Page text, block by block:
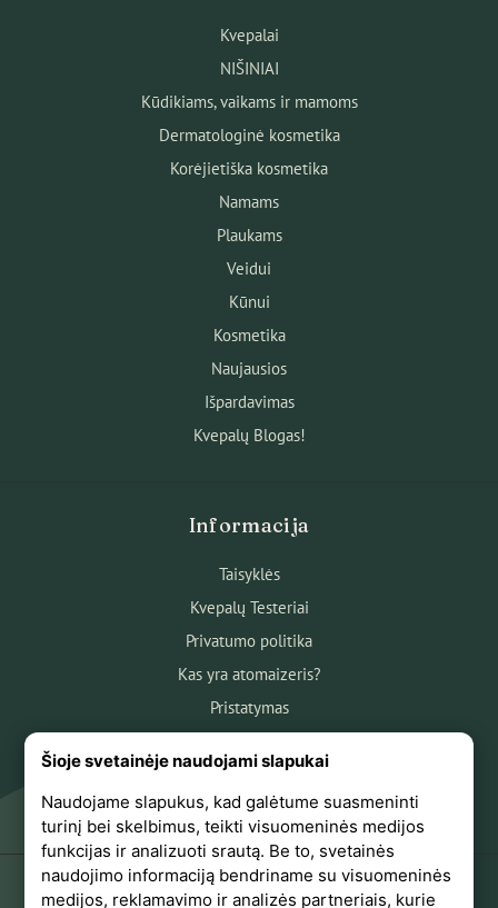
Kvepalai
NIŠINIAI
Kūdikiams, vaikams ir mamoms
Dermatologinė kosmetika
Korėjietiška kosmetika
Namams
Plaukams
Veidui
Kūnui
Kosmetika
Naujausios
Išpardavimas
Kvepalų Blogas!
Informacija
Taisyklės
Kvepalų Testeriai
Privatumo politika
Kas yra atomaizeris?
Pristatymas
Apie mus
Atsiliepimai
Šioje svetainėje naudojami slapukai
Naudojame slapukus, kad galėtume suasmeninti
turinį bei skelbimus, teikti visuomeninės medijos
funkcijas ir analizuoti srautą. Be to, svetainės
naudojimo informaciją bendriname su visuomeninės
medijos, reklamavimo ir analizės partneriais, kurie